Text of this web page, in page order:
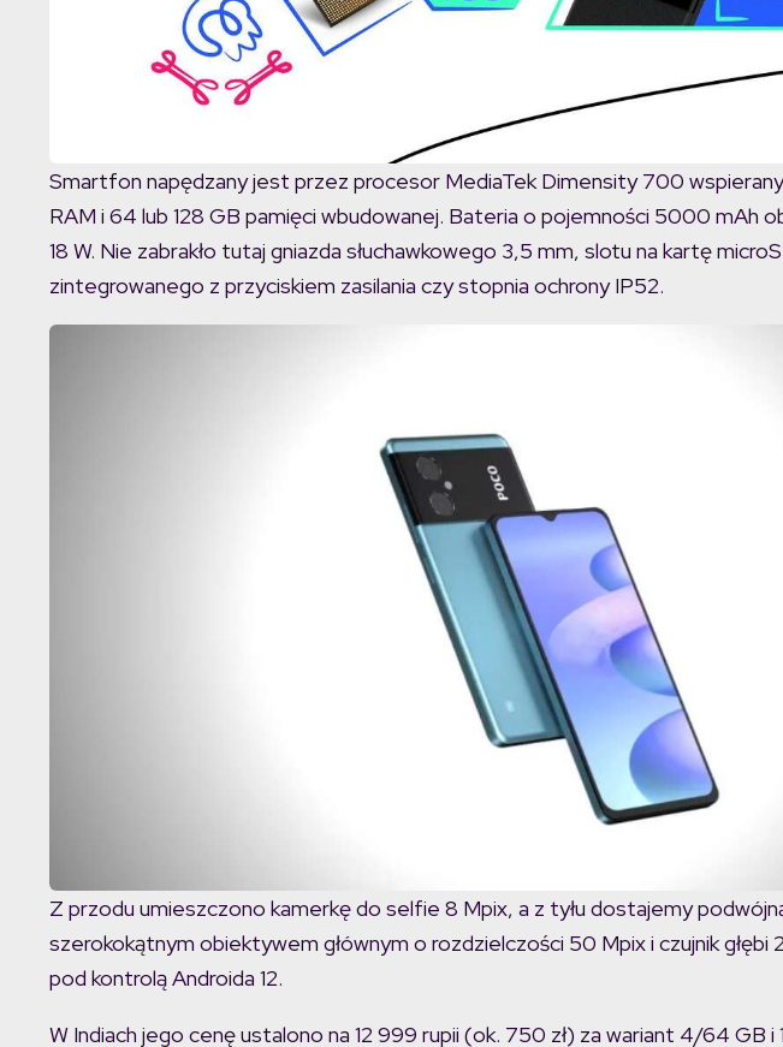
Smartfon napędzany jest przez procesor MediaTek Dimensity 700
RAM i 64 lub 128 GB pamięci wbudowanej. Bateria o pojemności 5000 mAh
18 W. Nie zabrakło tutaj gniazda słuchawkowego 3,5 mm, slotu na kartę
zintegrowanego z przyciskiem zasilania czy stopnia ochrony IP52.
Z przodu umieszczono kamerkę do selfie 8 Mpix, a z tyłu dostajemy
szerokokątnym obiektywem głównym o rozdzielczości 50 Mpix i czujnik głębi
pod kontrolą Androida 12.
W Indiach jego cenę ustalono na 12 999 rupii (ok. 750 zł) za wariant 4/64 GB i